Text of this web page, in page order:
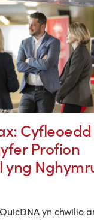
Cyfleoedd
Profion
yng
yn chwilio